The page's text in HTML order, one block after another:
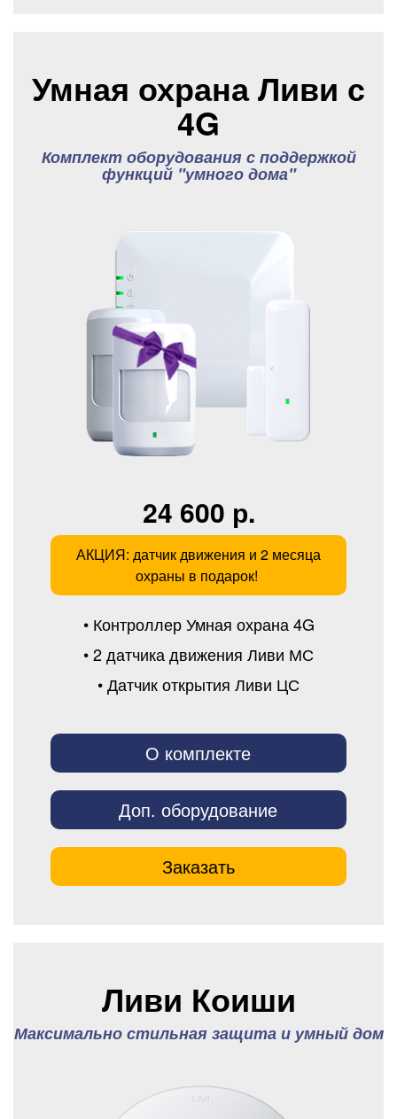
Умная охрана Ливи с
4G
Комплект оборудования с поддержкой
функций "умного дома"
24 600 р.
АКЦИЯ: датчик движения и 2 месяца
охраны в подарок!
• Контроллер Умная охрана 4G
• 2 датчика движения Ливи МС
• Датчик открытия Ливи ЦС
О комплекте
Доп. оборудование
Заказать
Ливи Коиши
Максимально стильная защита и умный дом